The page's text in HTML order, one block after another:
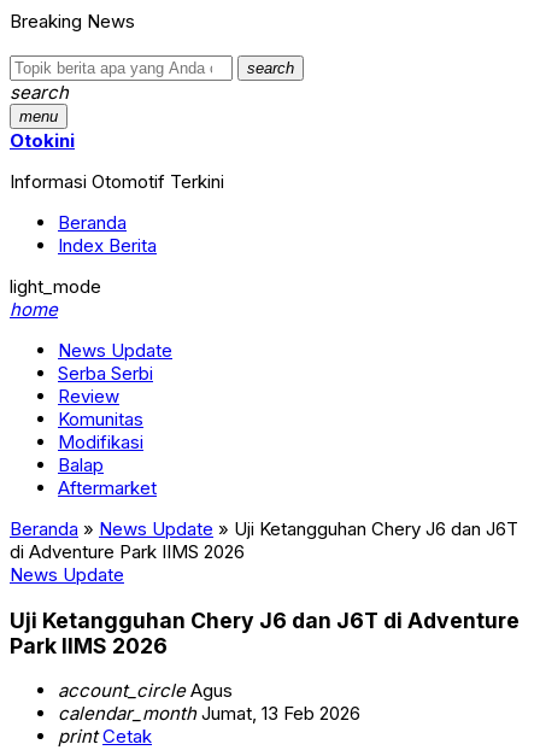
Breaking News
search
search
menu
Otokini
Informasi Otomotif Terkini
Beranda
Index Berita
light_mode
home
News Update
Serba Serbi
Review
Komunitas
Modifikasi
Balap
Aftermarket
Beranda » News Update » Uji Ketangguhan Chery J6 dan J6T
di Adventure Park IIMS 2026
News Update
Uji Ketangguhan Chery J6 dan J6T di Adventure
Park IIMS 2026
account_circleAgus
calendar_monthJumat, 13 Feb 2026
print Cetak